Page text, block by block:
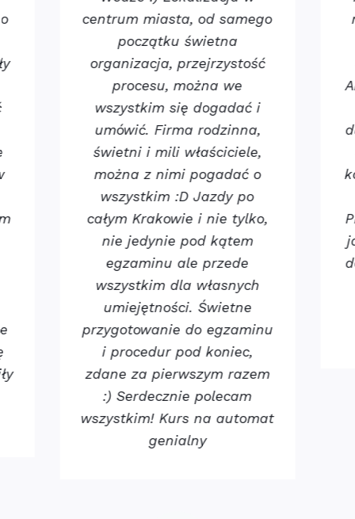
centrum miasta, od samego
początku świetna
organizacja, przejrzystość
procesu, można we
wszystkim się dogadać i
umówić. Firma rodzinna,
świetni i mili właściciele,
można z nimi pogadać o
wszystkim :D Jazdy po
całym Krakowie i nie tylko,
nie jedynie pod kątem
egzaminu ale przede
wszystkim dla własnych
umiejętności. Świetne
przygotowanie do egzaminu
i procedur pod koniec,
zdane za pierwszym razem
:) Serdecznie polecam
wszystkim! Kurs na automat
genialny